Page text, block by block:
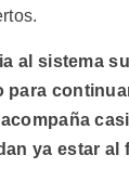
al sistema
para
ya estar al